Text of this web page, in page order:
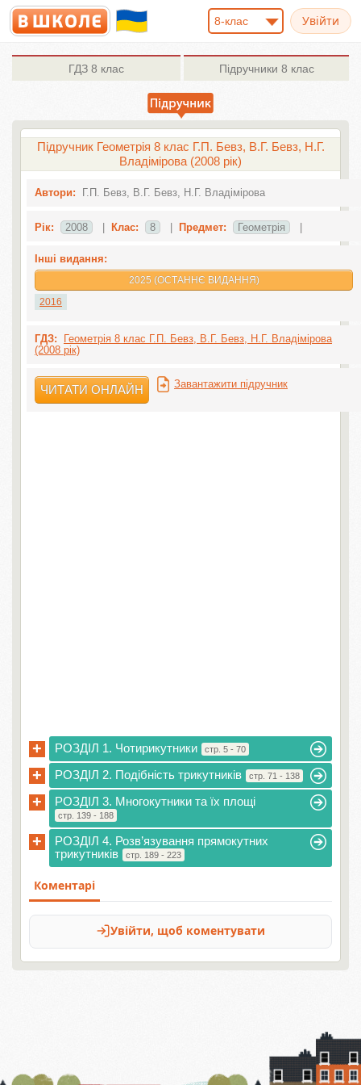
8-клас
ГДЗ 8 клас Підручники 8 клас
Підручник Геометрія 8 клас Г.П. Бевз, В.Г. Бевз, Н.Г.
Владімірова (2008 рік)
Автори: Г.П. Бевз, В.Г. Бевз, Н.Г. Владімірова
Рік: 2008 Клас: 8 Предмет: Геометрія
Інші видання:
2025 (ОСТАННЄ ВИДАННЯ)
2016
ГДЗ:
Геометрія 8 клас Г.П. Бевз, В.Г. Бевз, Н.Г. Владімірова
(2008 рік)
ЧИТАТИ ОНЛАЙН Завантажити підручник
+ РОЗДІЛ 1. Чотирикутники стр. 5 - 70
+ РОЗДІЛ 2. Подібність трикутників стр. 71 - 138
+ РОЗДІЛ 3. Многокутники та їх площі
стр. 139 - 188
+
РОЗДІЛ 4. Розв’язування прямокутних
трикутників
стр. 189 - 223